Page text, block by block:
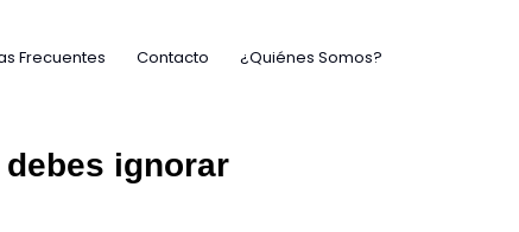
Frecuentes Contacto ¿Quiénes Somos?
ignorar